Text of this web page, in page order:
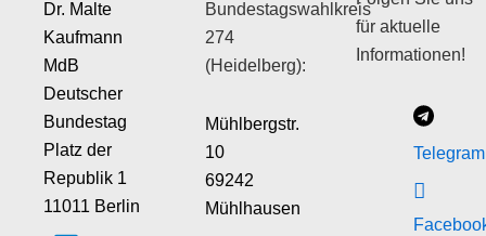
Dr. Malte
Kaufmann
MdB
Deutscher
Bundestag
Platz der
Republik 1
11011 Berlin
Bundestagswahlkreis
274
(Heidelberg):
Mühlbergstr.
10
69242
Mühlhausen
für aktuelle
Informationen!
Telegram